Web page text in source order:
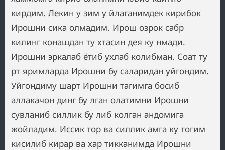
кирдим. Лекин у зим у йлаганимдек кирибок
Ирошни сика олмадим. Ирош озрок сабр
килинг конашдан ту хтасин дея ку нмади.
Ирошни эркалаб ётиб ухлаб колибман. Соат ту
рт яримларда Ирошни бу саларидан уйгондим.
Уйгондиму шарт Ирошни тагимга босиб
аллакачон динг бу лган олатимни Ирошни
сувланиб силлик бу либ колган андомига
жойладим. Иссик тор ва силлик амга ку тогим
кисилиб кирар ва хар тикканимда Ирошни